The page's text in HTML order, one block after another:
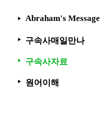
▶ Abraham's Message
▶ 구속사매일만나
▶ 구속사자료
▶ 원어이해